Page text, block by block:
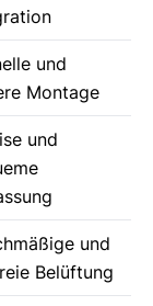
und
Montage
und
und
Belüftung